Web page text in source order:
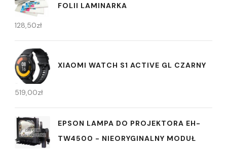
FOLII LAMINARKA
128,50zł
XIAOMI WATCH S1 ACTIVE GL CZARNY
519,00zł
EPSON LAMPA DO PROJEKTORA EH-
TW4500 - NIEORYGINALNY MODUŁ